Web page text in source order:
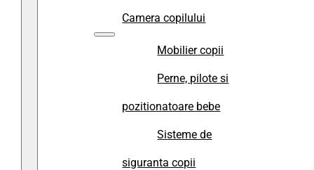
Camera copilului
Mobilier copii
Perne, pilote si
pozitionatoare bebe
Sisteme de
siguranta copii